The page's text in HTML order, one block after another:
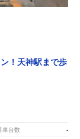
！天神駅まで歩
車台数 -